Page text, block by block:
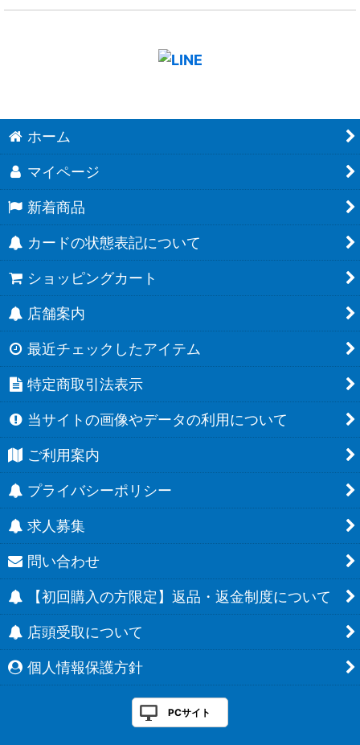
ホーム
マイページ
新着商品
カードの状態表記について
ショッピングカート
店舗案内
最近チェックしたアイテム
特定商取引法表示
当サイトの画像やデータの利用について
ご利用案内
プライバシーポリシー
求人募集
問い合わせ
【初回購入の方限定】返品・返金制度について
店頭受取について
個人情報保護方針
PCサイト